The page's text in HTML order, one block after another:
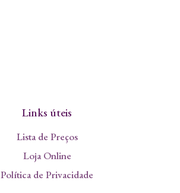
Links úteis
Lista de Preços
Loja Online
Política de Privacidade